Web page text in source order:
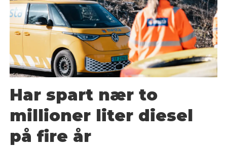
Har spart nær to
millioner liter diesel
på fire år